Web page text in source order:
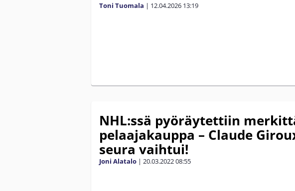
Toni Tuomala | 12.04.2026 13:19
NHL:ssä pyöräytettiin
pelaajakauppa – Claude
seura vaihtui!
Joni Alatalo | 20.03.202208:55